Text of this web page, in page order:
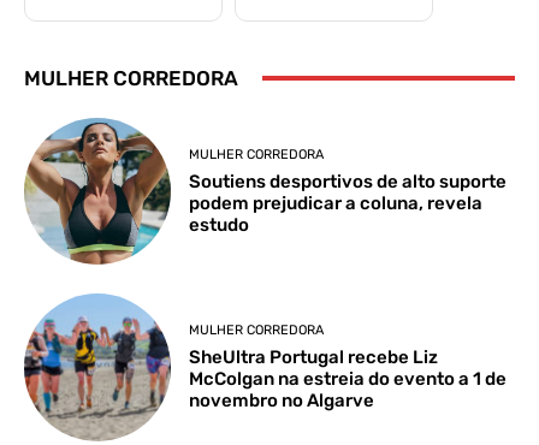
MULHER CORREDORA
MULHER CORREDORA
Soutiens desportivos de alto suporte
podem prejudicar a coluna, revela
estudo
MULHER CORREDORA
SheUltra Portugal recebe Liz
McColgan na estreia do evento a 1 de
novembro no Algarve